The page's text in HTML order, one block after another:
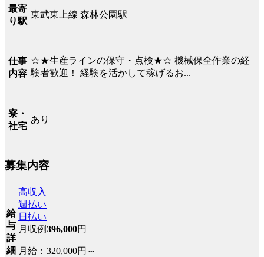
最寄
り駅
東武東上線 森林公園駅
仕事
内容
☆★生産ラインの保守・点検★☆ 機械保全作業の経
験者歓迎！ 経験を活かして稼げるお...
寮・
社宅
あり
募集内容
給
与
詳
細
高収入
週払い
日払い
月収例396,000円
月給：320,000円～